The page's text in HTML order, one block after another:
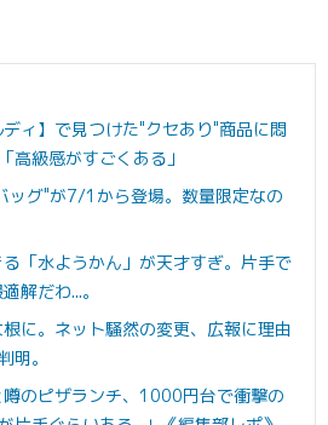
ィ】で見つけた"クセあり"商品に悶
高級感がすごくある」
ッグ"が7/1から登場。数量限定なの
る「水ようかん」が天才すぎ。片手で
解だわ...。
に。ネット騒然の変更、広報に理由
明。
噂のピザランチ、1000円台で衝撃の